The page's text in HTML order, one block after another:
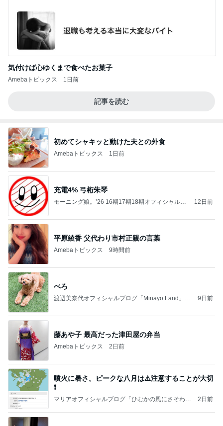
気付けば心ゆくまで食べたお菓子
Amebaトピックス 1日前
記事を読む
初めてシャキッと動けた夫との外食
Amebaトピックス 1日前
充電4% 弓桁朱琴
モーニング娘。’26 16期17期18期オフィシャルブ
12日前
平原綾香 父代わり市村正親の言葉
Amebaトピックス 9時間前
ぺろ
渡辺美奈代オフィシャルブログ「Minayo Land」P
9日前
藤あや子 最高だった津田屋の弁当
Amebaトピックス 2日前
噴火に暑さ。ピークな八月は⚠️注意することが大切
❗️
マリアオフィシャルブログ「ひむかの風にさそわれ
2日前